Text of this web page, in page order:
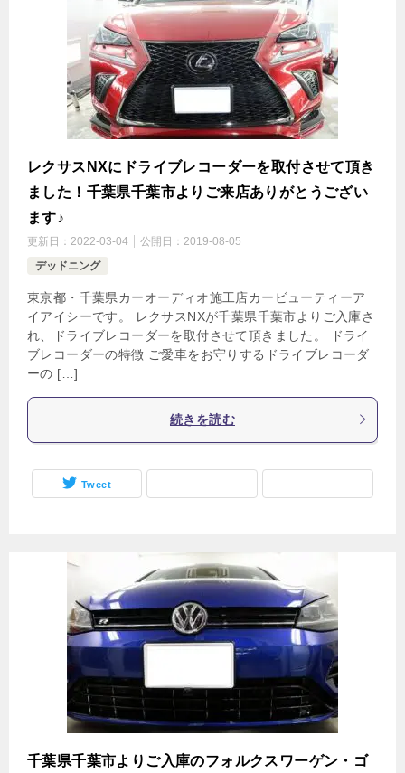
レクサスNXにドライブレコーダーを取付させて頂き
ました！千葉県千葉市よりご来店ありがとうござい
ます♪
更新日： 2022-03-04 公開日： 2019-08-05
デッドニング
東京都・千葉県カーオーディオ施工店カービューティーア
イアイシーです。 レクサスNXが千葉県千葉市よりご入庫さ
れ、ドライブレコーダーを取付させて頂きました。 ドライ
ブレコーダーの特徴 ご愛車をお守りするドライブレコーダ
ーの […]
続きを読む
Tweet
千葉県千葉市よりご入庫のフォルクスワーゲン・ゴ